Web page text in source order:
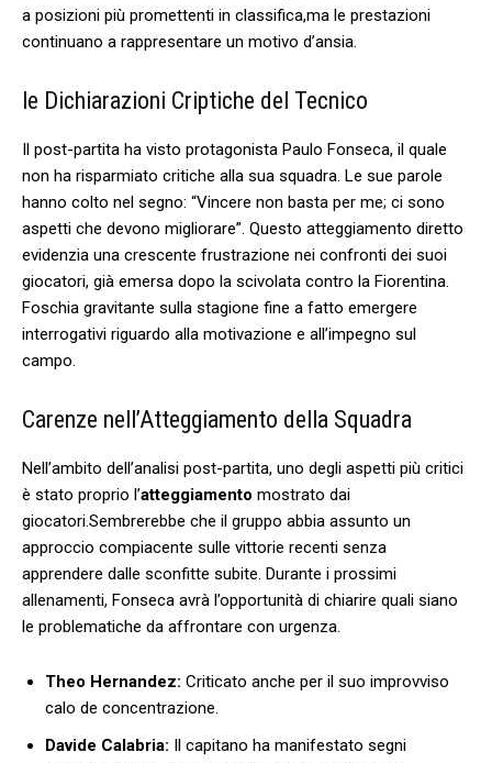
a posizioni più promettenti in classifica,ma le prestazioni
continuano ​a ⁣rappresentare ⁣un motivo d’ansia.
le Dichiarazioni ⁤Criptiche ‌del Tecnico
Il post-partita ha ‌visto protagonista Paulo Fonseca, il quale
non ha risparmiato⁢ critiche alla sua squadra. Le sue parole
hanno colto nel segno: “Vincere non basta per me; ci ⁣sono⁢
aspetti che devono migliorare”. Questo atteggiamento diretto
evidenzia una crescente frustrazione nei confronti dei suoi
giocatori, già emersa dopo la scivolata⁢ contro ‌la Fiorentina.
Foschia ⁢gravitante⁢ sulla stagione fine a fatto emergere
interrogativi riguardo alla motivazione e all’impegno sul
campo.
Carenze nell’Atteggiamento⁢ della Squadra
Nell’ambito dell’analisi post-partita, uno⁤ degli aspetti⁢ più critici
è stato proprio l’atteggiamento mostrato dai
‌giocatori.Sembrerebbe ‍che il gruppo ⁤abbia assunto un‍
approccio compiacente sulle vittorie recenti senza
apprendere dalle sconfitte‌ subite. Durante i prossimi
allenamenti, Fonseca avrà l’opportunità di chiarire ⁣quali ⁣siano⁢
le problematiche da affrontare con urgenza.
Theo ⁢Hernandez: Criticato anche per il suo improvviso
calo de concentrazione.
Davide Calabria: Il capitano ha manifestato segni